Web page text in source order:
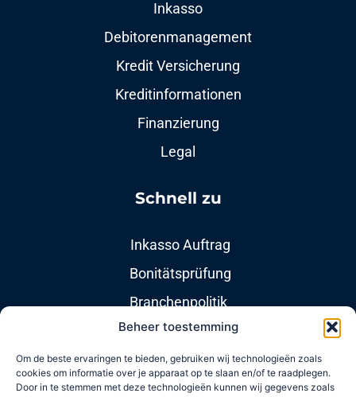
Beheer toestemming
Om de beste ervaringen te bieden, gebruiken wij technologieën zoals
cookies om informatie over je apparaat op te slaan en/of te raadplegen.
Door in te stemmen met deze technologieën kunnen wij gegevens zoals
Inkasso
Debitorenmanagement
Kredit Versicherung
Kreditinformationen
Finanzierung
Legal
Schnell zu​
Inkasso Auftrag
Bonitätsprüfung
Branchenpolitik